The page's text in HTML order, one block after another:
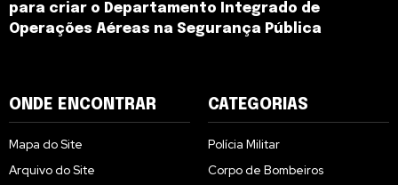
para criar o Departamento Integrado de
Operações Aéreas na Segurança Pública
ONDE ENCONTRAR
Mapa do Site
Arquivo do Site
CATEGORIAS
Polícia Militar
Corpo de Bombeiros